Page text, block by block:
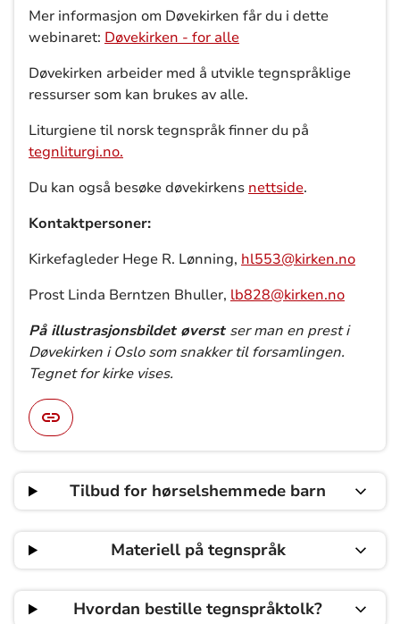
Mer informasjon om Døvekirken får du i dette
webinaret: Døvekirken - for alle
Døvekirken arbeider med å utvikle tegnspråklige
ressurser som kan brukes av alle.
Liturgiene til norsk tegnspråk finner du på
tegnliturgi.no.
Du kan også besøke døvekirkens nettside.
Kontaktpersoner:
Kirkefagleder Hege R. Lønning, hl553@kirken.no
Prost Linda Berntzen Bhuller, lb828@kirken.no
På illustrasjonsbildet øverstser man en prest i
Døvekirken i Oslo som snakker til forsamlingen.
Tegnet for kirke vises.
Tilbud for hørselshemmede barn
Materiell på tegnspråk
Hvordan bestille tegnspråktolk?